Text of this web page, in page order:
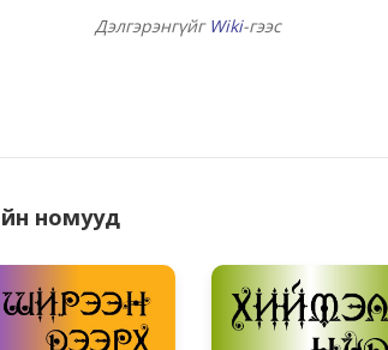
Дэлгэрэнгүйг Wiki-гээс
номууд